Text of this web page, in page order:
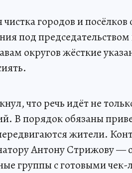
городов и
под
округов жёсткие
что речь идёт не
В порядок обязаны
жители.
Антону Стрижову —
группы с готовыми чек-